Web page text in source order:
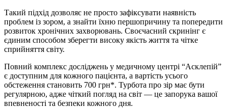
Такий підхід дозволяє не просто зафіксувати наявність
проблем із зором, а знайти їхню першопричину та попередити
розвиток хронічних захворювань. Своєчасний скринінг є
єдиним способом зберегти високу якість життя та чітке
сприйняття світу.
Повний комплекс досліджень у медичному центрі “Асклепій”
є доступним для кожного пацієнта, а вартість усього
обстеження становить 700 грн*. Турбота про зір має бути
регулярною, адже чіткий погляд на світ — це запорука вашої
впевненості та безпеки кожного дня.